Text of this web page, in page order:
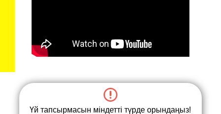
Үй тапсырмасын міндетті түрде орындаңыз!